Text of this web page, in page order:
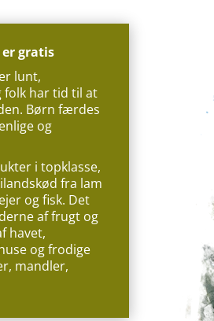
gratis
lunt,
har tid til at
Børn færdes
og
i topklasse,
fra lam
og fisk. Det
af frugt og
havet,
og frodige
mandler,